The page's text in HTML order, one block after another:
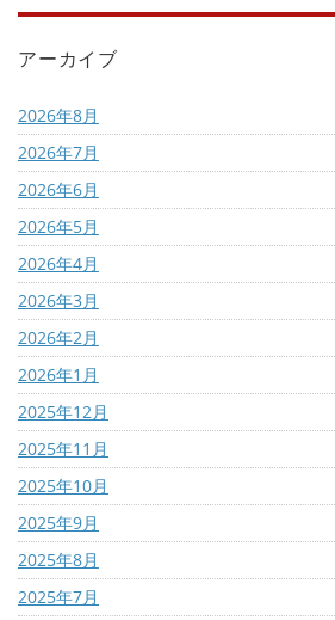
アーカイブ
2026年8月
2026年7月
2026年6月
2026年5月
2026年4月
2026年3月
2026年2月
2026年1月
2025年12月
2025年11月
2025年10月
2025年9月
2025年8月
2025年7月